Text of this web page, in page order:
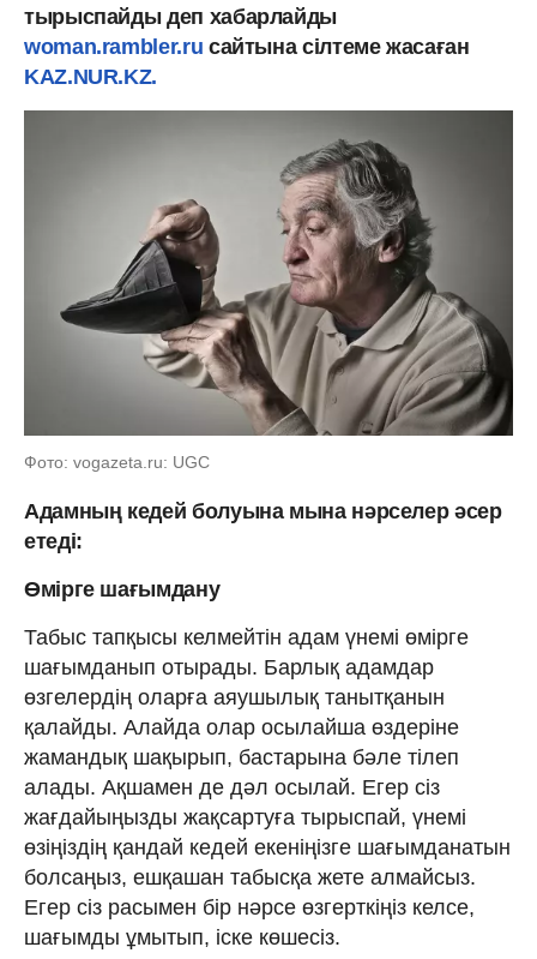
тырыспайды деп хабарлайды
woman.rambler.ru сайтына сілтеме жасаған
KAZ.NUR.KZ.
Фото: vogazeta.ru: UGC
Адамның кедей болуына мына нәрселер әсер
етеді:
Өмірге шағымдану
Табыс тапқысы келмейтін адам үнемі өмірге
шағымданып отырады. Барлық адамдар
өзгелердің оларға аяушылық танытқанын
қалайды. Алайда олар осылайша өздеріне
жамандық шақырып, бастарына бәле тілеп
алады. Ақшамен де дәл осылай. Егер сіз
жағдайыңызды жақсартуға тырыспай, үнемі
өзіңіздің қандай кедей екеніңізге шағымданатын
болсаңыз, ешқашан табысқа жете алмайсыз.
Егер сіз расымен бір нәрсе өзгерткіңіз келсе,
шағымды ұмытып, іске көшесіз.